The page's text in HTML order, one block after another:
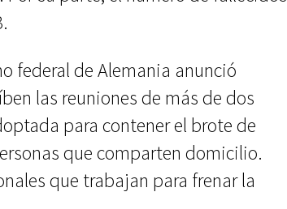
federal de Alemania anunció
las reuniones de más de dos
para contener el brote de
que comparten domicilio.
que trabajan para frenar la